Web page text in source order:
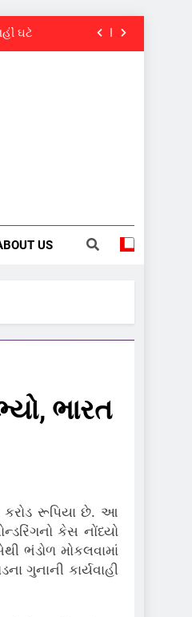
ઘટે
જંગ
US
ભારત
રૂપિયા છે. આ
કેસ નોંધ્યો
ભંડોળ મોકલવામાં
ગુનાની કાર્યવાહી